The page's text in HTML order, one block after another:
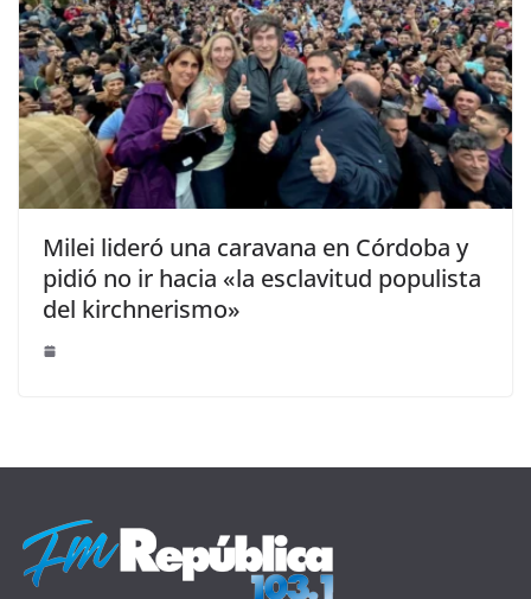
Milei lideró una caravana en Córdoba y
pidió no ir hacia «la esclavitud populista
del kirchnerismo»